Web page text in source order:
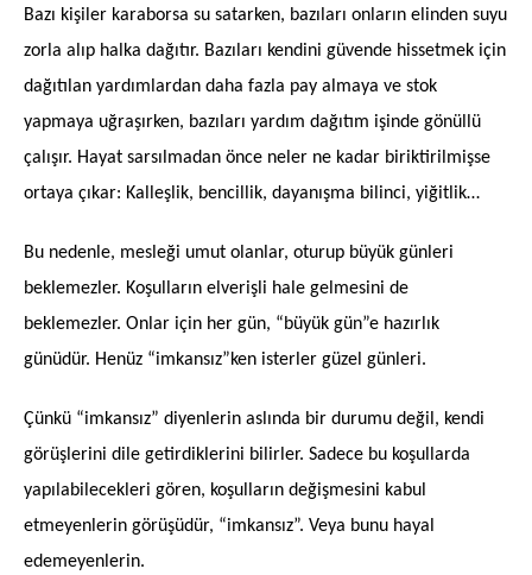
Bazı kişiler karaborsa su satarken, bazıları onların elinden suyu
zorla alıp halka dağıtır. Bazıları kendini güvende hissetmek için
dağıtılan yardımlardan daha fazla pay almaya ve stok
yapmaya uğraşırken, bazıları yardım dağıtım işinde gönüllü
çalışır. Hayat sarsılmadan önce neler ne kadar biriktirilmişse
ortaya çıkar: Kalleşlik, bencillik, dayanışma bilinci, yiğitlik…
Bu nedenle, mesleği umut olanlar, oturup büyük günleri
beklemezler. Koşulların elverişli hale gelmesini de
beklemezler. Onlar için her gün, “büyük gün”e hazırlık
günüdür. Henüz “imkansız”ken isterler güzel günleri.
Çünkü “imkansız” diyenlerin aslında bir durumu değil, kendi
görüşlerini dile getirdiklerini bilirler. Sadece bu koşullarda
yapılabilecekleri gören, koşulların değişmesini kabul
etmeyenlerin görüşüdür, “imkansız”. Veya bunu hayal
edemeyenlerin.